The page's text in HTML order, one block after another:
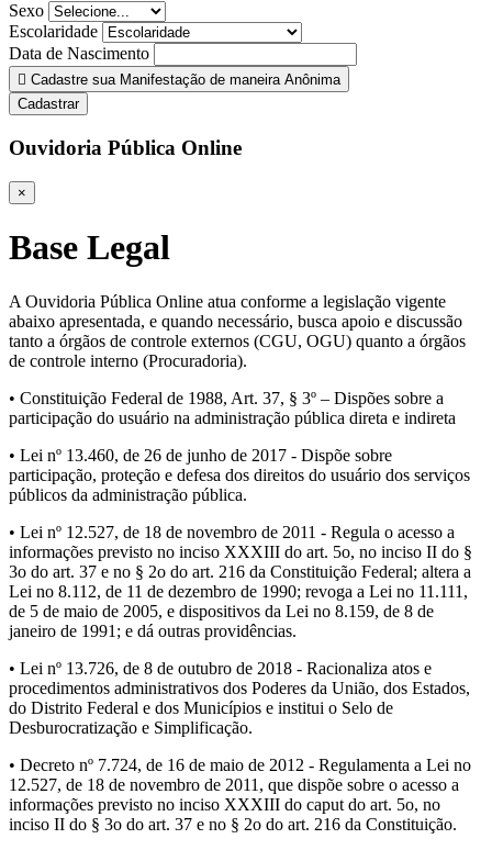
Sexo
Escolaridade
Data de Nascimento
Cadastre sua Manifestação de maneira Anônima
Cadastrar
Ouvidoria Pública Online
×
Base Legal
A Ouvidoria Pública Online atua conforme a legislação vigente
abaixo apresentada, e quando necessário, busca apoio e discussão
tanto a órgãos de controle externos (CGU, OGU) quanto a órgãos
de controle interno (Procuradoria).
• Constituição Federal de 1988, Art. 37, § 3º – Dispões sobre a
participação do usuário na administração pública direta e indireta
• Lei nº 13.460, de 26 de junho de 2017 - Dispõe sobre
participação, proteção e defesa dos direitos do usuário dos serviços
públicos da administração pública.
• Lei nº 12.527, de 18 de novembro de 2011 - Regula o acesso a
informações previsto no inciso XXXIII do art. 5o, no inciso II do §
3o do art. 37 e no § 2o do art. 216 da Constituição Federal; altera a
Lei no 8.112, de 11 de dezembro de 1990; revoga a Lei no 11.111,
de 5 de maio de 2005, e dispositivos da Lei no 8.159, de 8 de
janeiro de 1991; e dá outras providências.
• Lei nº 13.726, de 8 de outubro de 2018 - Racionaliza atos e
procedimentos administrativos dos Poderes da União, dos Estados,
do Distrito Federal e dos Municípios e institui o Selo de
Desburocratização e Simplificação.
• Decreto nº 7.724, de 16 de maio de 2012 - Regulamenta a Lei no
12.527, de 18 de novembro de 2011, que dispõe sobre o acesso a
informações previsto no inciso XXXIII do caput do art. 5o, no
inciso II do § 3o do art. 37 e no § 2o do art. 216 da Constituição.